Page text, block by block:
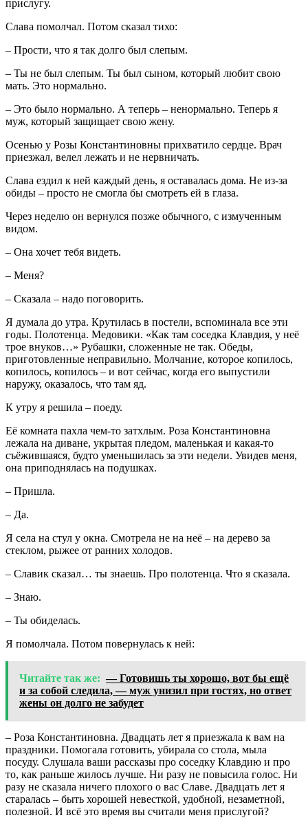
прислугу.
Слава помолчал. Потом сказал тихо:
– Прости, что я так долго был слепым.
– Ты не был слепым. Ты был сыном, который любит свою
мать. Это нормально.
– Это было нормально. А теперь – ненормально. Теперь я
муж, который защищает свою жену.
Осенью у Розы Константиновны прихватило сердце. Врач
приезжал, велел лежать и не нервничать.
Слава ездил к ней каждый день, я оставалась дома. Не из-за
обиды – просто не смогла бы смотреть ей в глаза.
Через неделю он вернулся позже обычного, с измученным
видом.
– Она хочет тебя видеть.
– Меня?
– Сказала – надо поговорить.
Я думала до утра. Крутилась в постели, вспоминала все эти
годы. Полотенца. Медовики. «Как там соседка Клавдия, у неё
трое внуков…» Рубашки, сложенные не так. Обеды,
приготовленные неправильно. Молчание, которое копилось,
копилось, копилось – и вот сейчас, когда его выпустили
наружу, оказалось, что там яд.
К утру я решила – поеду.
Её комната пахла чем-то затхлым. Роза Константиновна
лежала на диване, укрытая пледом, маленькая и какая-то
съёжившаяся, будто уменьшилась за эти недели. Увидев меня,
она приподнялась на подушках.
– Пришла.
– Да.
Я села на стул у окна. Смотрела не на неё – на дерево за
стеклом, рыжее от ранних холодов.
– Славик сказал… ты знаешь. Про полотенца. Что я сказала.
– Знаю.
– Ты обиделась.
Я помолчала. Потом повернулась к ней:
Читайте так же: — Готовишь ты хорошо, вот бы ещё
и за собой следила, — муж унизил при гостях, но ответ
жены он долго не забудет
– Роза Константиновна. Двадцать лет я приезжала к вам на
праздники. Помогала готовить, убирала со стола, мыла
посуду. Слушала ваши рассказы про соседку Клавдию и про
то, как раньше жилось лучше. Ни разу не повысила голос. Ни
разу не сказала ничего плохого о вас Славе. Двадцать лет я
старалась – быть хорошей невесткой, удобной, незаметной,
полезной. И всё это время вы считали меня прислугой?